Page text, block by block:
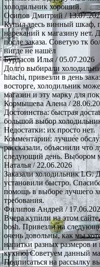
холодильник хороший.
Осипов Дмитрий /
Купил здесь винный шкаф,
нареканий к магазину нет.
после заказа. Советую тк
нигде не нашёл
Бурдасов Илья / 05.07.2026
Долго выбирали
hitachi, привезли в день
восторге, холодильник
магазин и эту марку для
Кормышева Алена /
Достоинства: быстрая
большой выбор
Недостатки: их просто нет.
Комментарии: лучшее
рассказали, объяснили что
следующий день. Выбором
Наталья/ 22.06.2026
Заказали холодильник LG.
установили быстро.
помощь в выборе лучшего
требования.
Филипов Андрей/
Вчера купили на этом
bosh. Привезли на
очень довольны, как мы
напитки разных размеров
кухню. Советуем данный
Подписаться на рассылку